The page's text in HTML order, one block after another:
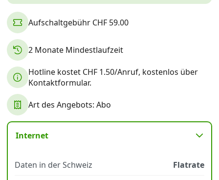
Über uns
Datenschutz AGB Impressum
Aufschaltgebühr CHF 59.00
2 Monate Mindestlaufzeit
Hotline kostet CHF 1.50/Anruf, kostenlos über
Kontaktformular.
Art des Angebots: Abo
Internet
Daten in der Schweiz
Flatrate